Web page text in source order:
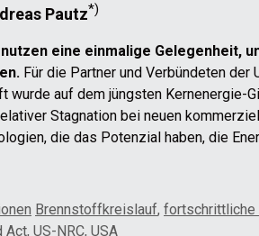
Pautz*)
eine einmalige Gelegenheit,
Für die Partner und Verbündeten
wurde auf dem jüngsten Kernenergie-
Stagnation bei neuen
die das Potenzial haben, die
Schlagwörter
Brennstoffkreislauf, fortschrittliche
Act, US-NRC, USA